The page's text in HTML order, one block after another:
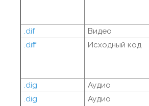
.dif
Видео
.diff
Исходный код
.dig
Аудио
.dig
Аудио